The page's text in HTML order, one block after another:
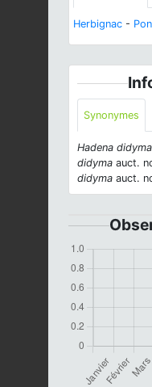
Herbignac -
Synonymes
Hadena didyma
didyma auct.
didyma auct.